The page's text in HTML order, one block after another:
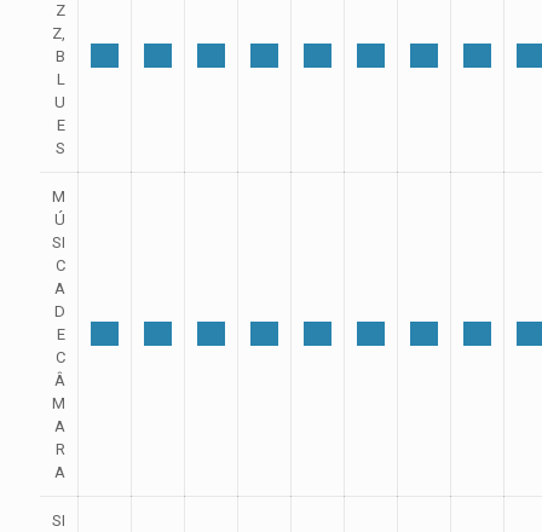
Z
Z,
B
L
U
E
S
M
Ú
SI
C
A
D
E
C
Â
M
A
R
A
SI